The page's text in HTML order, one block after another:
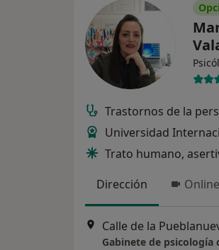
Trastornos de la
Universidad
Trato humano,
Dirección
Online
Calle de la
Gabinete de psicología